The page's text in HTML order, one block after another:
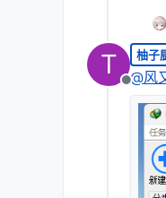
T
离线
柚子
@风